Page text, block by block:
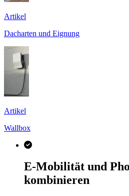
Artikel
Dacharten und Eignung
Artikel
Wallbox
E-Mobilität und
kombinieren